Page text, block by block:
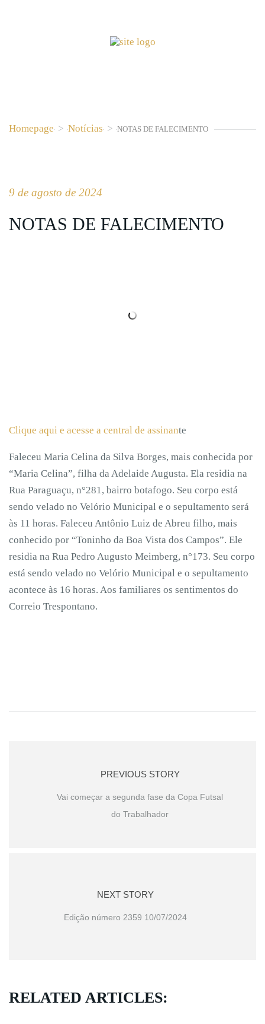
Homepage > Notícias > NOTAS DE FALECIMENTO
9 de agosto de 2024
NOTAS DE FALECIMENTO
Clique aqui e acesse a central de assinante
Faleceu Maria Celina da Silva Borges, mais conhecida por
“Maria Celina”, filha da Adelaide Augusta. Ela residia na
Rua Paraguaçu, n°281, bairro botafogo. Seu corpo está
sendo velado no Velório Municipal e o sepultamento será
às 11 horas. Faleceu Antônio Luiz de Abreu filho, mais
conhecido por “Toninho da Boa Vista dos Campos”. Ele
residia na Rua Pedro Augusto Meimberg, n°173. Seu corpo
está sendo velado no Velório Municipal e o sepultamento
acontece às 16 horas. Aos familiares os sentimentos do
Correio Trespontano.
PREVIOUS STORY
Vai começar a segunda fase da Copa Futsal
do Trabalhador
NEXT STORY
Edição número 2359 10/07/2024
RELATED ARTICLES: